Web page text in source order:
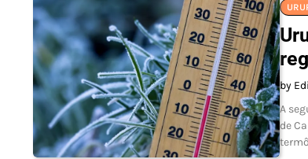
by
A
de